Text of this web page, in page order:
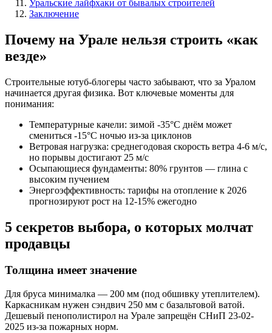
Уральские лайфхаки от бывалых строителей
Заключение
Почему на Урале нельзя строить «как
везде»
Строительные ютуб-блогеры часто забывают, что за Уралом
начинается другая физика. Вот ключевые моменты для
понимания:
Температурные качели: зимой -35°C днём может
смениться -15°C ночью из-за циклонов
Ветровая нагрузка: среднегодовая скорость ветра 4-6 м/с,
но порывы достигают 25 м/с
Осыпающиеся фундаменты: 80% грунтов — глина с
высоким пучением
Энергоэффективность: тарифы на отопление к 2026
прогнозируют рост на 12-15% ежегодно
5 секретов выбора, о которых молчат
продавцы
Толщина имеет значение
Для бруса минималка — 200 мм (под обшивку утеплителем).
Каркасникам нужен сэндвич 250 мм с базальтовой ватой.
Дешевый пенополистирол на Урале запрещён СНиП 23-02-
2025 из-за пожарных норм.